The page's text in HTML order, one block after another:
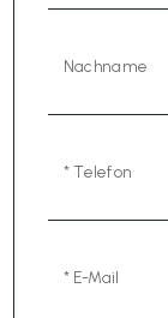
Nachname
* Telefon
* E-Mail